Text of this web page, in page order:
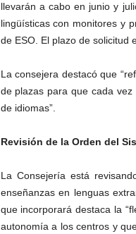
llevarán a cabo en junio y
lingüísticas con monitores y
de ESO. El plazo de solicitud
La consejera destacó que
de plazas para que cada
de idiomas”.
Revisión de la Orden del
La Consejería está
enseñanzas en lenguas
que incorporará destaca la
autonomía a los centros y